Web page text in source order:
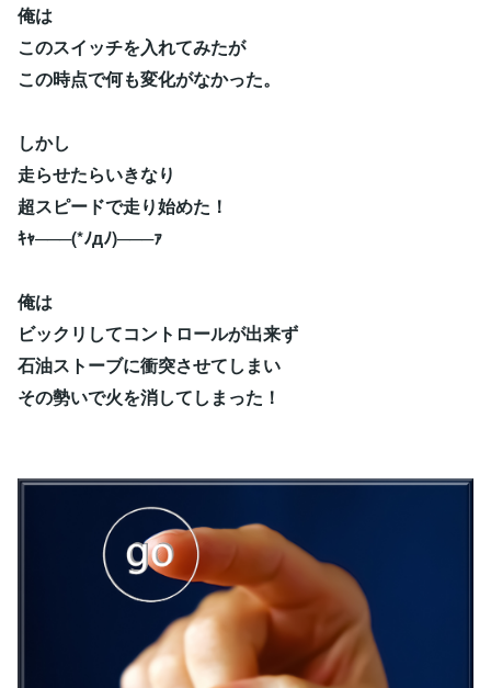
俺は
このスイッチを入れてみたが
この時点で何も変化がなかった。
しかし
走らせたらいきなり
超スピードで走り始めた！
ｷｬ───(*ﾉдﾉ)───ｧ
俺は
ビックリしてコントロールが出来ず
石油ストーブに衝突させてしまい
その勢いで火を消してしまった！